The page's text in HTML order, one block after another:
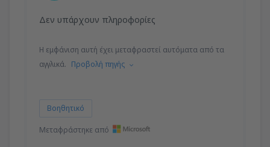
Δεν υπάρχουν πληροφορίες
Η εμφάνιση αυτή έχει μεταφραστεί αυτόματα από τα
αγγλικά. Προβολή πηγής
Βοηθητικό
Μεταφράστηκε από